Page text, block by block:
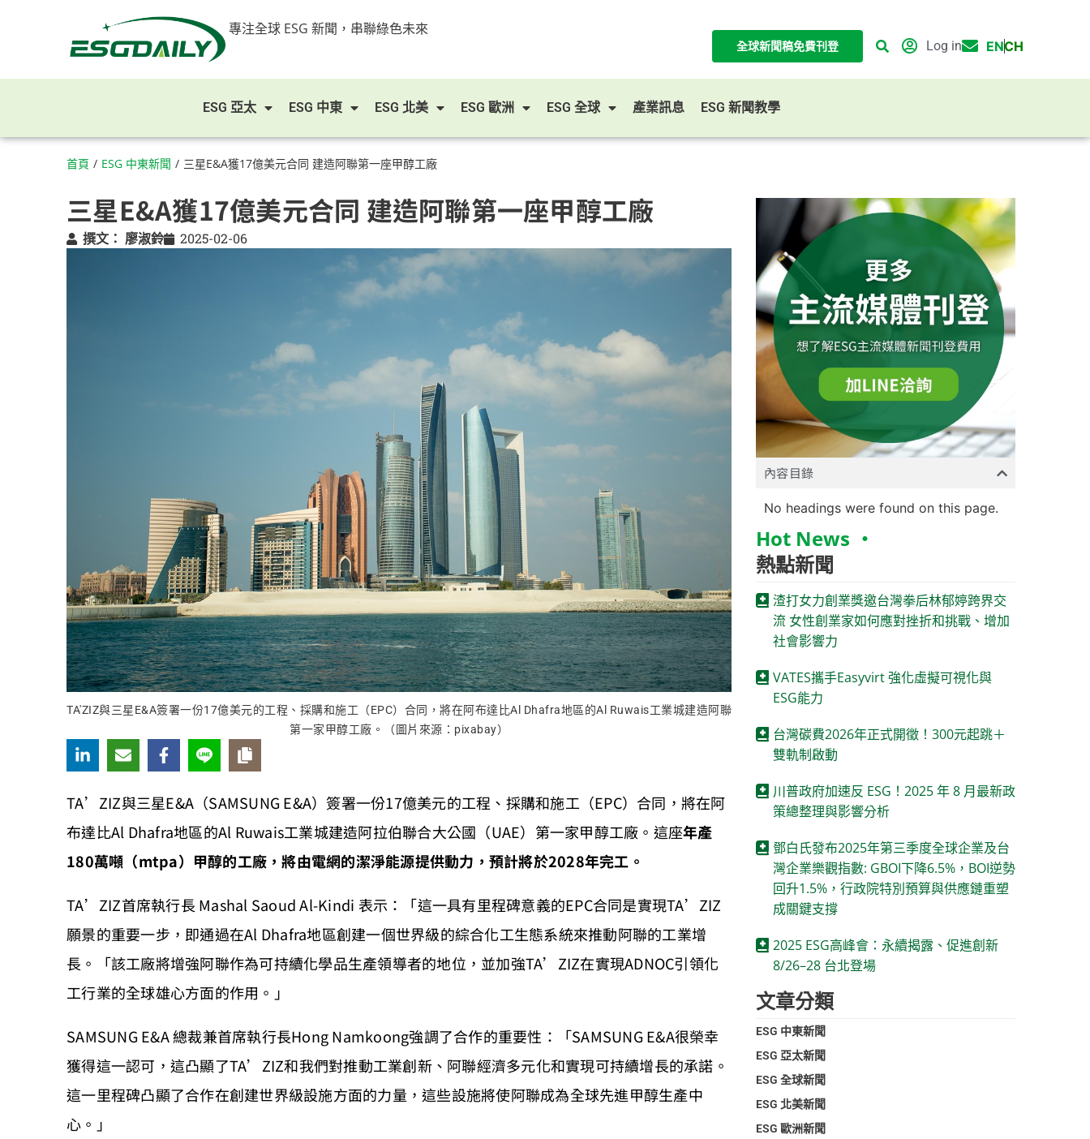
專注全球 ESG 新聞，串聯綠色未來
全球新聞稿免費刊登 Log in ENCH
ESG 亞太 ESG 中東 ESG 北美 ESG 歐洲 ESG 全球 產業訊息 ESG 新聞教學
首頁 / ESG 中東新聞 / 三星E&A獲17億美元合同 建造阿聯第一座甲醇工廠
三星E&A獲17億美元合同 建造阿聯第一座甲醇工廠
撰文： 廖淑鈴 2025-02-06
TA'ZIZ與三星E&A簽署一份17億美元的工程、採購和施工（EPC）合同，將在阿布達比Al Dhafra地區的Al Ruwais工業城建造阿聯
第一家甲醇工廠。（圖片來源：pixabay）
TA’ZIZ與三星E&A（SAMSUNG E&A）簽署一份17億美元的工程、採購和施工（EPC）合同，將在阿
布達比Al Dhafra地區的Al Ruwais工業城建造阿拉伯聯合大公國（UAE）第一家甲醇工廠。這座年產
180萬噸（mtpa）甲醇的工廠，將由電網的潔淨能源提供動力，預計將於2028年完工。
TA’ZIZ首席執行長 Mashal Saoud Al-Kindi 表示：「這一具有里程碑意義的EPC合同是實現TA’ZIZ
願景的重要一步，即通過在Al Dhafra地區創建一個世界級的綜合化工生態系統來推動阿聯的工業增
長。「該工廠將增強阿聯作為可持續化學品生產領導者的地位，並加強TA’ZIZ在實現ADNOC引領化
工行業的全球雄心方面的作用。」
SAMSUNG E&A 總裁兼首席執行長Hong Namkoong強調了合作的重要性：「SAMSUNG E&A很榮幸
獲得這一認可，這凸顯了TA’ZIZ和我們對推動工業創新、阿聯經濟多元化和實現可持續增長的承諾。
這一里程碑凸顯了合作在創建世界級設施方面的力量，這些設施將使阿聯成為全球先進甲醇生產中
心。」
內容目錄
No headings were found on this page.
Hot News ‧
熱點新聞
渣打女力創業獎邀台灣拳后林郁婷跨界交
流 女性創業家如何應對挫折和挑戰、增加
社會影響力
VATES攜手Easyvirt 強化虛擬可視化與
ESG能力
台灣碳費2026年正式開徵！300元起跳＋
雙軌制啟動
川普政府加速反 ESG！2025 年 8 月最新政
策總整理與影響分析
鄧白氏發布2025年第三季度全球企業及台
灣企業樂觀指數: GBOI下降6.5%，BOI逆勢
回升1.5%，行政院特別預算與供應鏈重塑
成關鍵支撐
2025 ESG高峰會：永續揭露、促進創新
8/26–28 台北登場
文章分類
ESG 中東新聞
ESG 亞太新聞
ESG 全球新聞
ESG 北美新聞
ESG 歐洲新聞